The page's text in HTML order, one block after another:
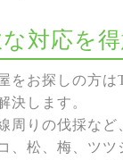
対応を
をお探しの方は
決します。
周りの伐採な
、松、梅、ツ